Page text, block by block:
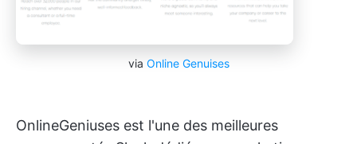
via Online Genuises
OnlineGeniuses est l'une des meilleures